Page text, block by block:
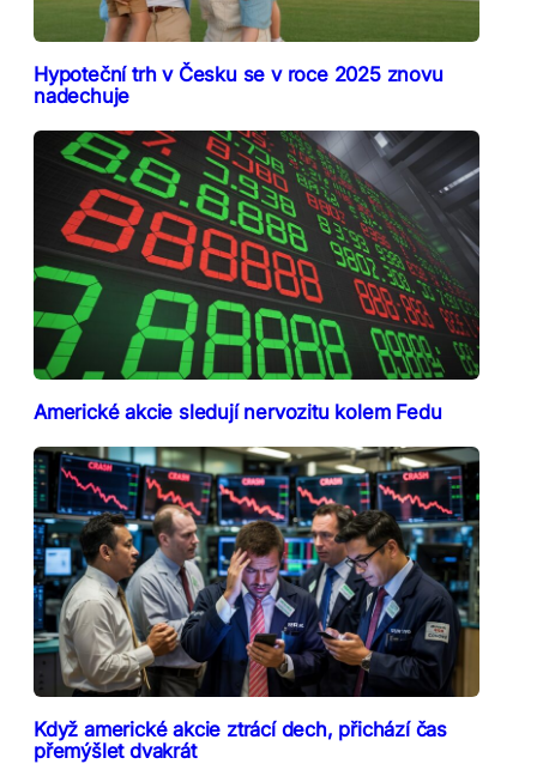
Hypoteční trh v Česku se v roce 2025 znovu
nadechuje
Americké akcie sledují nervozitu kolem Fedu
Když americké akcie ztrácí dech, přichází čas
přemýšlet dvakrát